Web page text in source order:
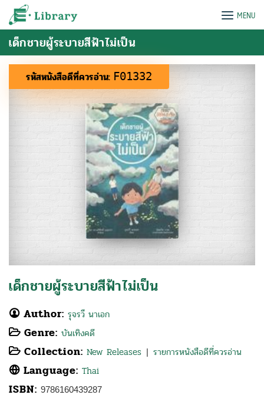
Skip
content
e-Library MENU
เด็กชายผู้ระบายสีฟ้าไม่เป็น
รหัสหนังสือดีที่ควรอ่าน: F01332
เด็กชายผู้ระบายสีฟ้าไม่เป็น
Author: รุจรวี นาเอก
Genre: บันเทิงคดี
Collection: New Releases | รายการหนังสือดีที่ควรอ่าน
Language: Thai
ISBN: 9786160439287